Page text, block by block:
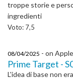
troppe storie e
ingredienti
Voto: 7,5
08/04/2025 - on
Prime Target -
L'idea di base non